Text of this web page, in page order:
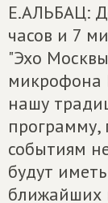
Е.АЛЬБАЦ:
часов и 7
"Эхо
микрофона
нашу
событиям
будут
ближайших